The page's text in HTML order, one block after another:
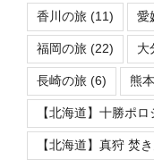
香川の旅 (11) 愛
福岡の旅 (22) 大
長崎の旅 (6) 熊
【北海道】十勝ポ
【北海道】真狩 焚